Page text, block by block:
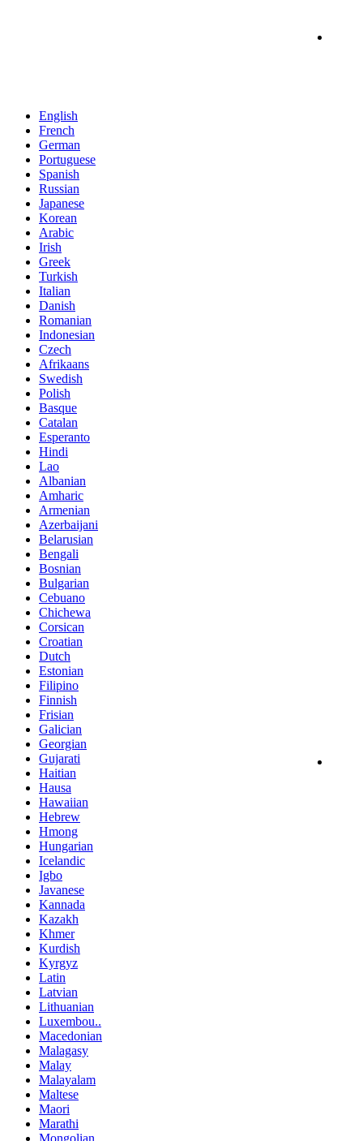
English
French
German
Portuguese
Spanish
Russian
Japanese
Korean
Arabic
Irish
Greek
Turkish
Italian
Danish
Romanian
Indonesian
Czech
Afrikaans
Swedish
Polish
Basque
Catalan
Esperanto
Hindi
Lao
Albanian
Amharic
Armenian
Azerbaijani
Belarusian
Bengali
Bosnian
Bulgarian
Cebuano
Chichewa
Corsican
Croatian
Dutch
Estonian
Filipino
Finnish
Frisian
Galician
Georgian
Gujarati
Haitian
Hausa
Hawaiian
Hebrew
Hmong
Hungarian
Icelandic
Igbo
Javanese
Kannada
Kazakh
Khmer
Kurdish
Kyrgyz
Latin
Latvian
Lithuanian
Luxembou..
Macedonian
Malagasy
Malay
Malayalam
Maltese
Maori
Marathi
Mongolian